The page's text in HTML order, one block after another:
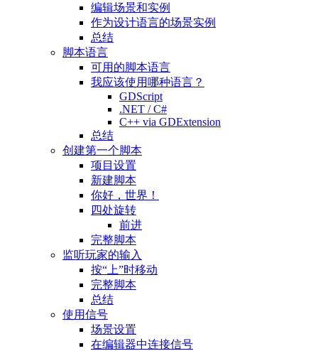
编辑场景和实例
作为设计语言的场景实例
总结
脚本语言
可用的脚本语言
我应该使用哪种语言？
GDScript
.NET / C#
C++ via GDExtension
总结
创建第一个脚本
项目设置
新建脚本
你好，世界！
四处旋转
前进
完整脚本
监听玩家的输入
按“上”时移动
完整脚本
总结
使用信号
场景设置
在编辑器中连接信号